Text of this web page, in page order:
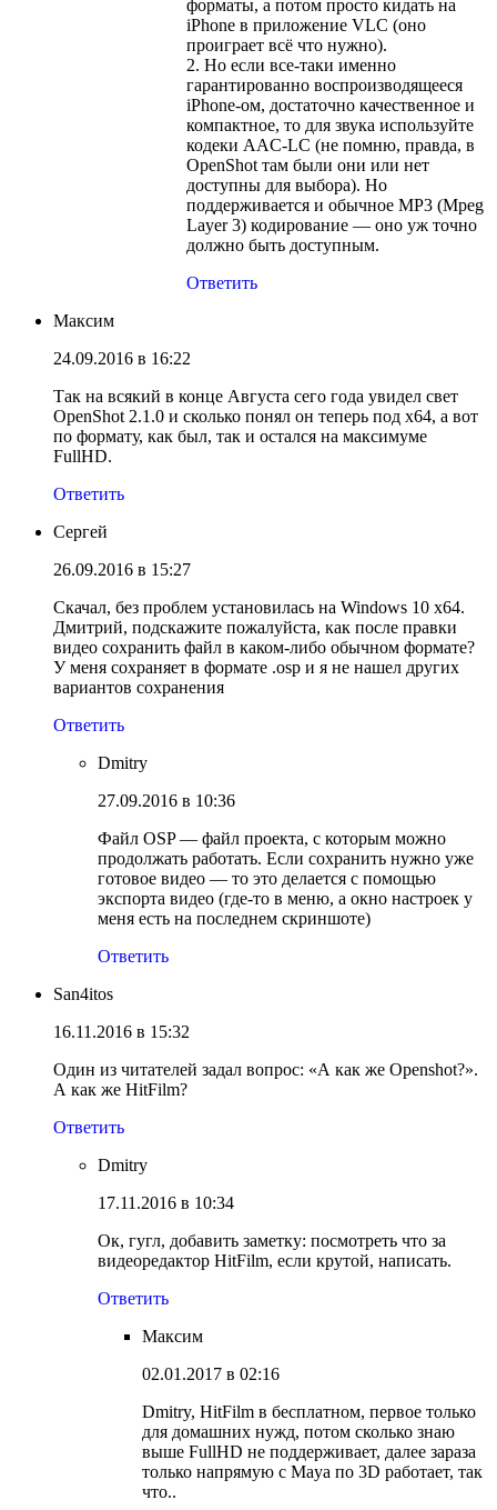
форматы, а потом просто кидать на
iPhone в приложение VLC (оно
проиграет всё что нужно).
2. Но если все-таки именно
гарантированно воспроизводящееся
iPhone-ом, достаточно качественное и
компактное, то для звука используйте
кодеки AAC-LC (не помню, правда, в
OpenShot там были они или нет
доступны для выбора). Но
поддерживается и обычное MP3 (Mpeg
Layer 3) кодирование — оно уж точно
должно быть доступным.
Ответить
Максим
24.09.2016 в 16:22
Так на всякий в конце Августа сего года увидел свет
OpenShot 2.1.0 и сколько понял он теперь под х64, а вот
по формату, как был, так и остался на максимуме
FullHD.
Ответить
Сергей
26.09.2016 в 15:27
Скачал, без проблем установилась на Windows 10 x64.
Дмитрий, подскажите пожалуйста, как после правки
видео сохранить файл в каком-либо обычном формате?
У меня сохраняет в формате .osp и я не нашел других
вариантов сохранения
Ответить
Dmitry
27.09.2016 в 10:36
Файл OSP — файл проекта, с которым можно
продолжать работать. Если сохранить нужно уже
готовое видео — то это делается с помощью
экспорта видео (где-то в меню, а окно настроек у
меня есть на последнем скриншоте)
Ответить
San4itos
16.11.2016 в 15:32
Один из читателей задал вопрос: «А как же Openshot?».
А как же HitFilm?
Ответить
Dmitry
17.11.2016 в 10:34
Ок, гугл, добавить заметку: посмотреть что за
видеоредактор HitFilm, если крутой, написать.
Ответить
Максим
02.01.2017 в 02:16
Dmitry, HitFilm в бесплатном, первое только
для домашних нужд, потом сколько знаю
выше FullHD не поддерживает, далее зараза
только напрямую с Maya по 3D работает, так
что..